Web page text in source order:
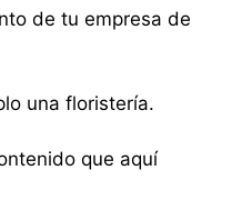
de tu empresa de
una floristería.
que aquí